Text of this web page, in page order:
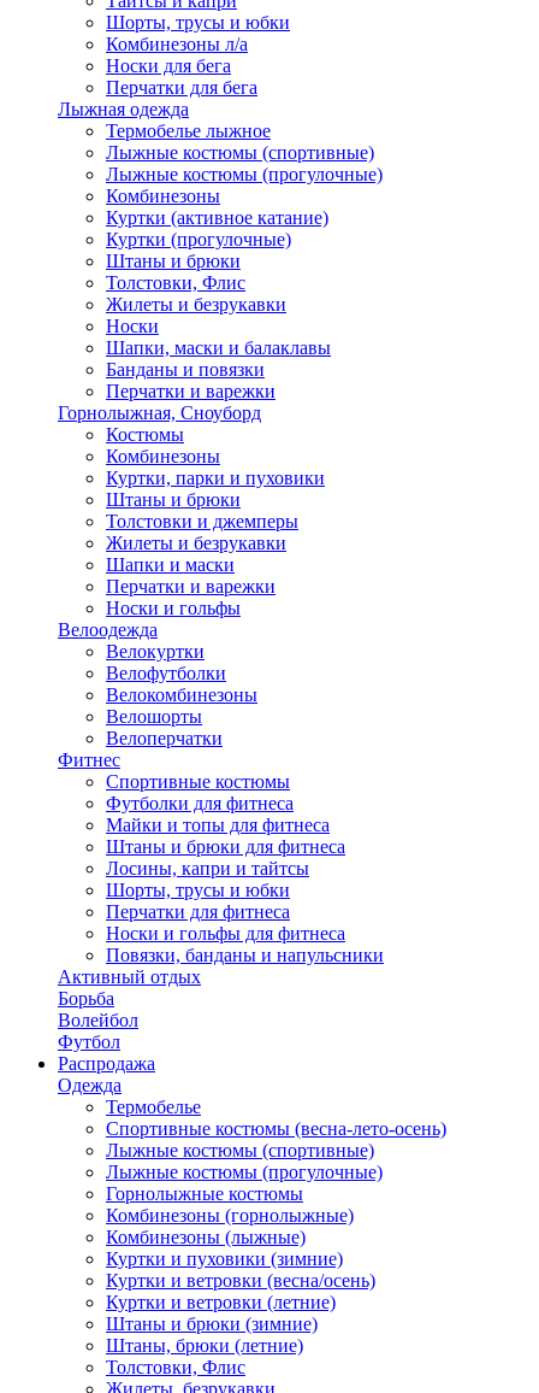
Шорты, трусы и юбки
Комбинезоны л/а
Носки для бега
Перчатки для бега
Лыжная одежда
Термобелье лыжное
Лыжные костюмы (спортивные)
Лыжные костюмы (прогулочные)
Комбинезоны
Куртки (активное катание)
Куртки (прогулочные)
Штаны и брюки
Толстовки, Флис
Жилеты и безрукавки
Носки
Шапки, маски и балаклавы
Банданы и повязки
Перчатки и варежки
Горнолыжная, Сноуборд
Костюмы
Комбинезоны
Куртки, парки и пуховики
Штаны и брюки
Толстовки и джемперы
Жилеты и безрукавки
Шапки и маски
Перчатки и варежки
Носки и гольфы
Велоодежда
Велокуртки
Велофутболки
Велокомбинезоны
Велошорты
Велоперчатки
Фитнес
Спортивные костюмы
Футболки для фитнеса
Майки и топы для фитнеса
Штаны и брюки для фитнеса
Лосины, капри и тайтсы
Шорты, трусы и юбки
Перчатки для фитнеса
Носки и гольфы для фитнеса
Повязки, банданы и напульсники
Активный отдых
Борьба
Волейбол
Футбол
Распродажа
Одежда
Термобелье
Спортивные костюмы (весна-лето-осень)
Лыжные костюмы (спортивные)
Лыжные костюмы (прогулочные)
Горнолыжные костюмы
Комбинезоны (горнолыжные)
Комбинезоны (лыжные)
Куртки и пуховики (зимние)
Куртки и ветровки (весна/осень)
Куртки и ветровки (летние)
Штаны и брюки (зимние)
Штаны, брюки (летние)
Толстовки, Флис
Жилеты, безрукавки